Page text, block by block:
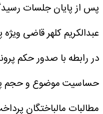
پس از پایان جلسات
در رابطه با صدور حکم
حساسیت موضوع و حجم
مطالبات مالباختگان